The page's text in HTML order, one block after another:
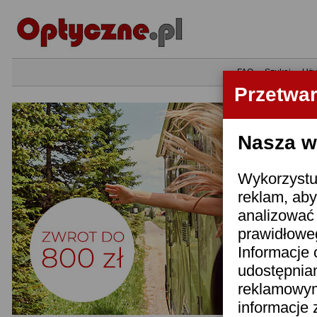
Nasza
reklam,
Informacje
informacje
•FAQ•Szukaj•